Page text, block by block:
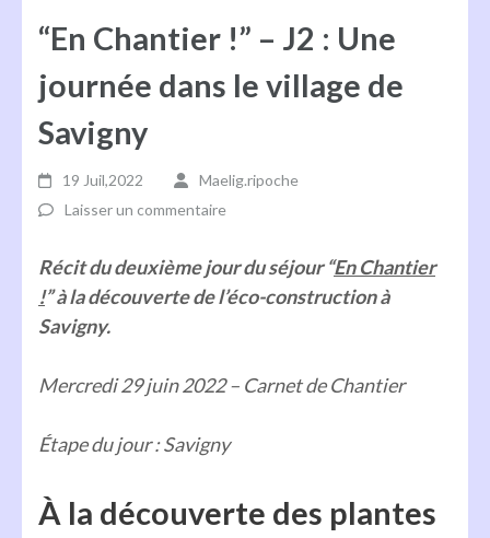
“En Chantier !” – J2 : Une
journée dans le village de
Savigny
19 Juil,2022
Maelig.ripoche
Laisser un commentaire
Récit du deuxième jour du séjour “En Chantier
!” à la découverte de l’éco-construction à
Savigny.
Mercredi 29 juin 2022 – Carnet de Chantier
Étape du jour : Savigny
À la découverte des plantes